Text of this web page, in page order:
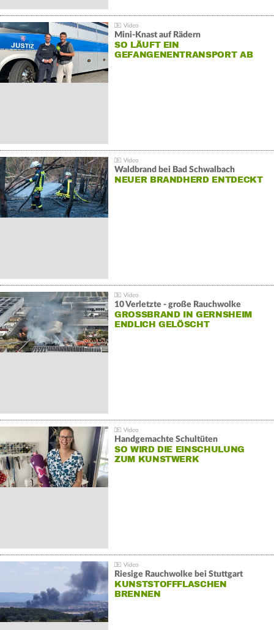
Mini-Knast auf Rädern
SO LÄUFT EIN
GEFANGENENTRANSPORT AB
Waldbrand bei Bad Schwalbach
NEUER BRANDHERD ENTDECKT
10 Verletzte - große Rauchwolke
GROSSBRAND IN GERNSHEIM E
NDLICH GELÖSCHT
Handgemachte Schultüten
SO WIRD DIE EINSCHULUNG
ZUM KUNSTWERK
Riesige Rauchwolke bei Stuttgart
KUNSTSTOFFFLASCHEN
BRENNEN